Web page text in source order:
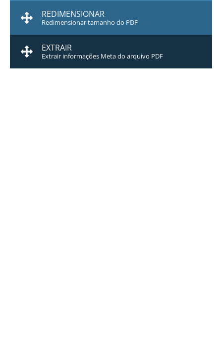
REDIMENSIONAR
Redimensionar tamanho do PDF
EXTRAIR
Extrair informações Meta do arquivo PDF